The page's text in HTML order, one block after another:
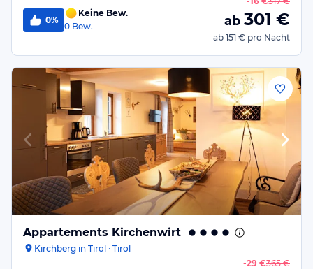
0%
Keine Bew.
0 Bew. ab 301 €
ab 151 € pro Nacht
Appartements Kirchenwirt
Kirchberg in Tirol · Tirol
-29 €365 €